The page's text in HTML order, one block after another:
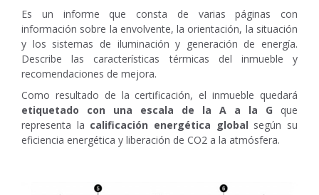
Es un informe que consta de varias páginas con
información sobre la envolvente, la orientación, la situación
y los sistemas de iluminación y generación de energía.
Describe las características térmicas del inmueble y
recomendaciones de mejora.
Como resultado de la certificación, el inmueble quedará
etiquetado con una escala de la A a la G que
representa la calificación energética global según su
eficiencia energética y liberación de CO2 a la atmósfera.